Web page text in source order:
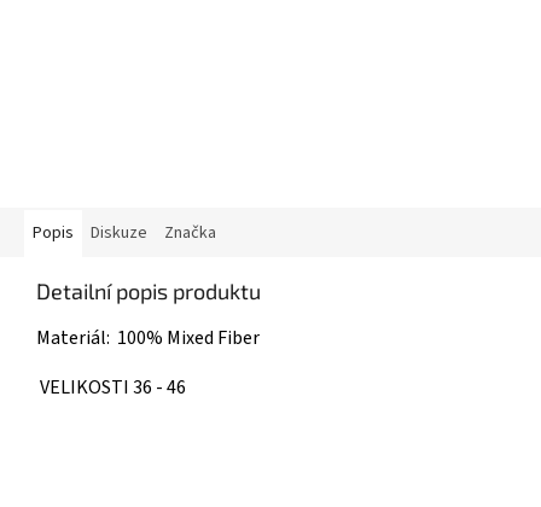
Popis Diskuze Značka
Detailní popis produktu
Materiál: 100% Mixed Fiber
VELIKOSTI 36 - 46